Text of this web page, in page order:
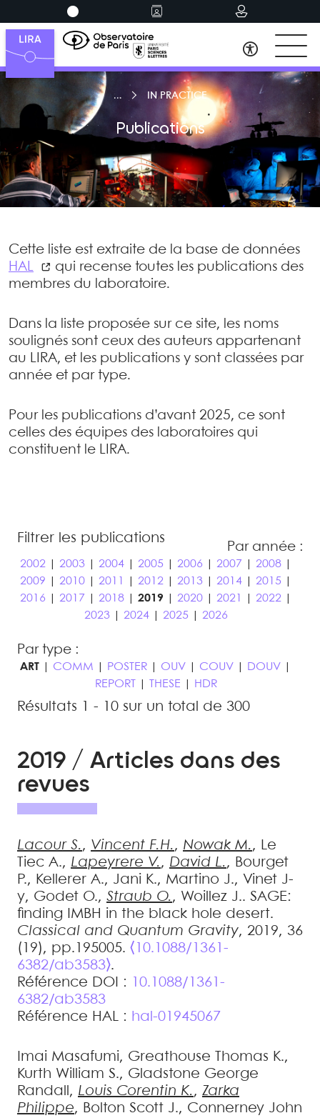
IN PRACTICE
Publications
Cette liste est extraite de la base de données
HAL
qui recense toutes les publications des
membres du laboratoire.
Dans la liste proposée sur ce site, les noms
soulignés sont ceux des auteurs appartenant
au LIRA, et les publications y sont classées par
année et par type.
Pour les publications d’avant 2025, ce sont
celles des équipes des laboratoires qui
constituent le LIRA.
Filtrer les publications
Par année :
2002| 2003| 2004| 2005| 2006 2007 2008|
2009
2010| 2011 2012| 2013| 2014| 2015|
2016
2017 2018| 2019 2020| 2021 2022|
2023| 2024| 2025| 2026
Par type :
ART COMM POSTER OUV COUV DOUV
REPORT
THESE HDR
Résultats 1 - 10 sur un total de 300
2019 / Articles dans des
revues
Lacour S., Vincent F.H., Nowak M., Le
Tiec A., Lapeyrere V., David L., Bourget
P., Kellerer A., Jani K., Martino J., Vinet J-
y, Godet O., Straub O., Woillez J.. SAGE:
finding IMBH in the black hole desert.
Classical and Quantum Gravity, 2019, 36
(19), pp.195005. ⟨10.1088/1361-
6382/ab3583⟩.
Référence DOI :
10.1088/1361-
6382/ab3583
Référence HAL : hal-01945067
Imai Masafumi, Greathouse Thomas K.,
Kurth William S., Gladstone George
Randall , Louis Corentin K., Zarka
Philippe, Bolton Scott J., Connerney John